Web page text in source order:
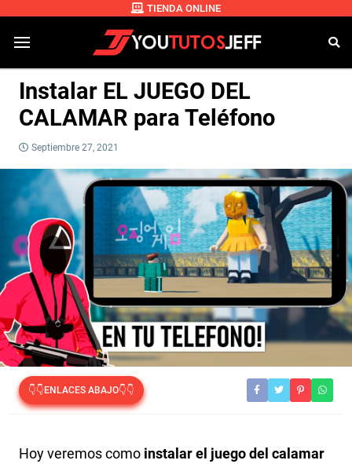
TIENDA ONLINE
Instalar EL JUEGO DEL
CALAMAR para Teléfono
Septiembre 27, 2021
👇👇ENLACES ABAJO👇👇
Hoy veremos como instalar el juego del calamar